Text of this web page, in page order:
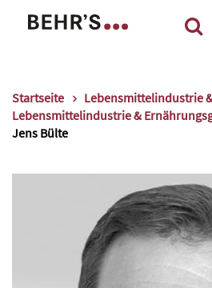
Startseite
Lebensmittelindustrie
Lebensmittelindustrie &
Jens Bülte